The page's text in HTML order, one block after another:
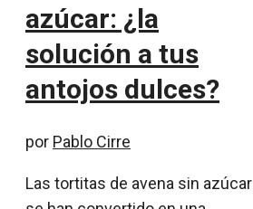
azúcar: ¿la
solución a tus
antojos dulces?
por Pablo Cirre
Las tortitas de avena sin azúcar